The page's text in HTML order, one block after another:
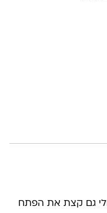
גם קצת את הפתח